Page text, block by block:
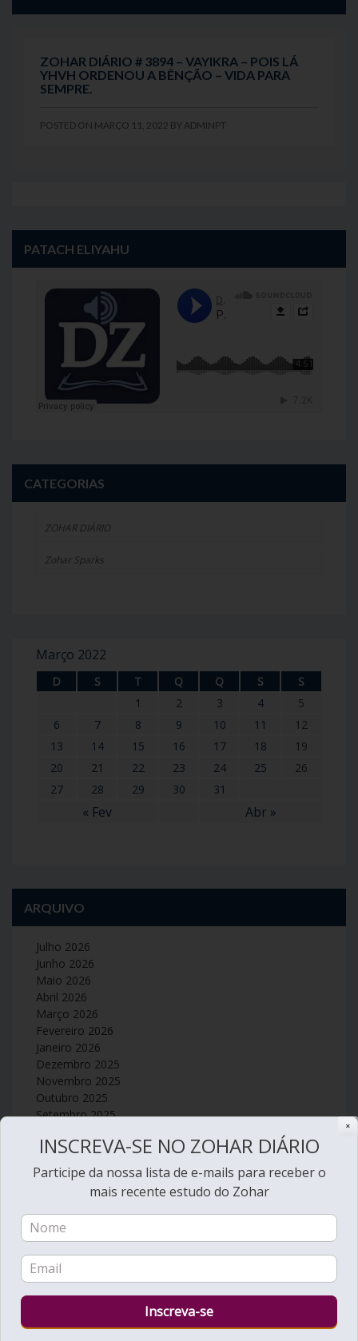
ZOHAR DIÁRIO # 3894 – VAYIKRA – POIS LÁ
YHVH ORDENOU A BÊNÇÃO – VIDA PARA
SEMPRE.
POSTED ON MARÇO 11, 2022 BY ADMINPT
PATACH ELIYAHU
CATEGORIAS
ZOHAR DIÁRIO
Zohar Sparks
Março 2022
D S T Q Q S S
« Fev Abr »
1 2 3 4
5
6
7 8 9 10 11
12
13
14 15 16 17 18
19
20
21 22 23 24 25
26
27
28 29 30 31
ARQUIVO
Julho 2026
Junho 2026
Maio 2026
Abril 2026
Março 2026
Fevereiro 2026
Janeiro 2026
Dezembro 2025
Novembro 2025
Outubro 2025
Setembro 2025
Julho 2025
Junho 2025
Maio 2025
Março 2025
Fevereiro 2025
Dezembro 2024
Novembro 2024
Outubro 2024
Agosto 2024
✕
INSCREVA-SE NO ZOHAR DIÁRIO
Participe da nossa lista de e-mails para receber o
mais recente estudo do Zohar